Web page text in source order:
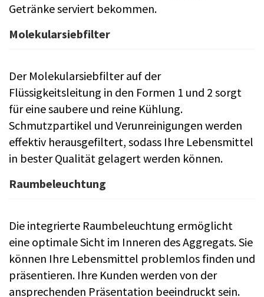
Getränke serviert bekommen.
Molekularsiebfilter
Der Molekularsiebfilter auf der
Flüssigkeitsleitung in den Formen 1 und 2 sorgt
für eine saubere und reine Kühlung.
Schmutzpartikel und Verunreinigungen werden
effektiv herausgefiltert, sodass Ihre Lebensmittel
in bester Qualität gelagert werden können.
Raumbeleuchtung
Die integrierte Raumbeleuchtung ermöglicht
eine optimale Sicht im Inneren des Aggregats. Sie
können Ihre Lebensmittel problemlos finden und
präsentieren. Ihre Kunden werden von der
ansprechenden Präsentation beeindruckt sein.